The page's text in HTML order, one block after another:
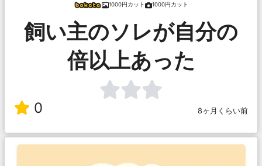
1000円カット 1000円カット
飼い主のソレが自分の
倍以上あった
0 8ヶ月くらい前